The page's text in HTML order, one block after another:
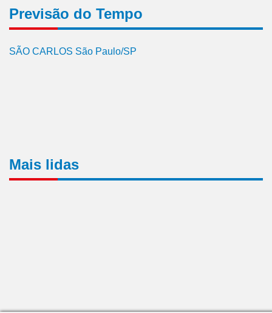
Previsão do Tempo
SÃO CARLOS São Paulo/SP
Mais lidas